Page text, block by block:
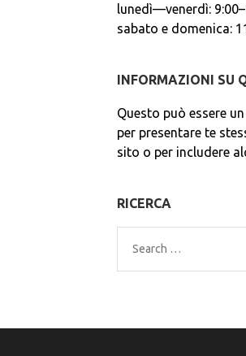
lunedì—venerdì:
sabato e domenica:
INFORMAZIONI SU
Questo può essere
per presentare te
sito o per includere
RICERCA
Search
for: